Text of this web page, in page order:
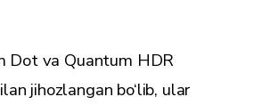
Dot va Quantum HDR
jihozlangan bo‘lib, ular